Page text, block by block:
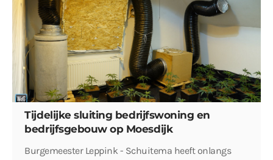
Tijdelijke sluiting bedrijfswoning en
bedrijfsgebouw op Moesdijk
Burgemeester Leppink - Schuitema heeft onlangs